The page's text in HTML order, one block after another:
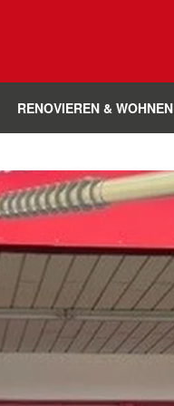
RENOVIEREN & WOHNEN